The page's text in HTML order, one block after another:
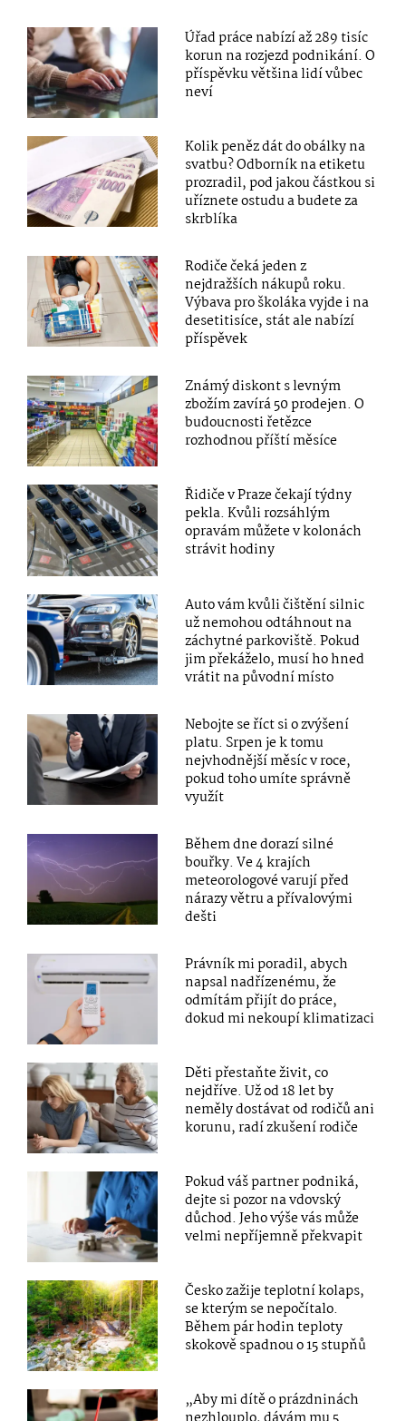
Úřad práce nabízí až 289 tisíc
korun na rozjezd podnikání. O
příspěvku většina lidí vůbec
neví
Kolik peněz dát do obálky na
svatbu? Odborník na etiketu
prozradil, pod jakou částkou si
uříznete ostudu a budete za
skrblíka
Rodiče čeká jeden z
nejdražších nákupů roku.
Výbava pro školáka vyjde i na
desetitisíce, stát ale nabízí
příspěvek
Známý diskont s levným
zbožím zavírá 50 prodejen. O
budoucnosti řetězce
rozhodnou příští měsíce
Řidiče v Praze čekají týdny
pekla. Kvůli rozsáhlým
opravám můžete v kolonách
strávit hodiny
Auto vám kvůli čištění silnic
už nemohou odtáhnout na
záchytné parkoviště. Pokud
jim překáželo, musí ho hned
vrátit na původní místo
Nebojte se říct si o zvýšení
platu. Srpen je k tomu
nejvhodnější měsíc v roce,
pokud toho umíte správně
využít
Během dne dorazí silné
bouřky. Ve 4 krajích
meteorologové varují před
nárazy větru a přívalovými
dešti
Právník mi poradil, abych
napsal nadřízenému, že
odmítám přijít do práce,
dokud mi nekoupí klimatizaci
Děti přestaňte živit, co
nejdříve. Už od 18 let by
neměly dostávat od rodičů ani
korunu, radí zkušení rodiče
Pokud váš partner podniká,
dejte si pozor na vdovský
důchod. Jeho výše vás může
velmi nepříjemně překvapit
Česko zažije teplotní kolaps,
se kterým se nepočítalo.
Během pár hodin teploty
skokově spadnou o 15 stupňů
„Aby mi dítě o prázdninách